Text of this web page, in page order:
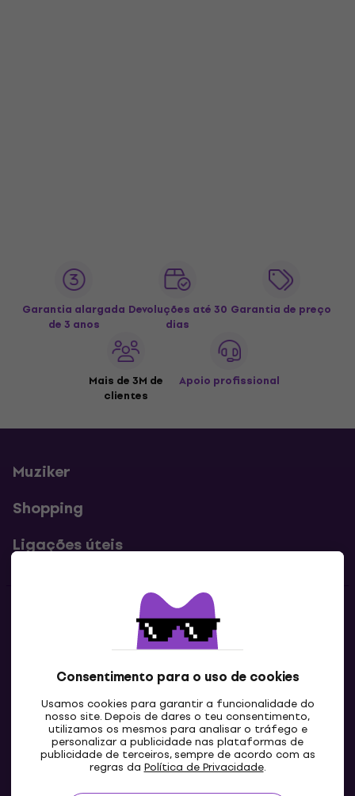
Consentimento para o uso de cookies
Usamos cookies para garantir a funcionalidade do
nosso site. Depois de dares o teu consentimento,
utilizamos os mesmos para analisar o tráfego e
personalizar a publicidade nas plataformas de
publicidade de terceiros, sempre de acordo com as
regras da Política de Privacidade.
Garantia alargada
de 3 anos
Devoluções até 30
dias
Garantia de preço
Mais de 3M de
clientes
Apoio profissional
Muziker
Shopping
Ligações úteis
Contatos
Contacta-nos